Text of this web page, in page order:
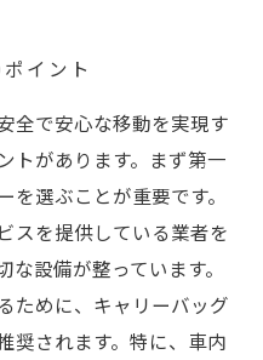
イント
全で安心な移動を実現す
トがあります。まず第一
を選ぶことが重要です。
スを提供している業者を
設備が整っています。
ために、キャリーバッグ
奨されます。特に、車内